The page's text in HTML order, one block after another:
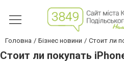
Головна Бізнес новини Стоит ли
Стоит ли покупать